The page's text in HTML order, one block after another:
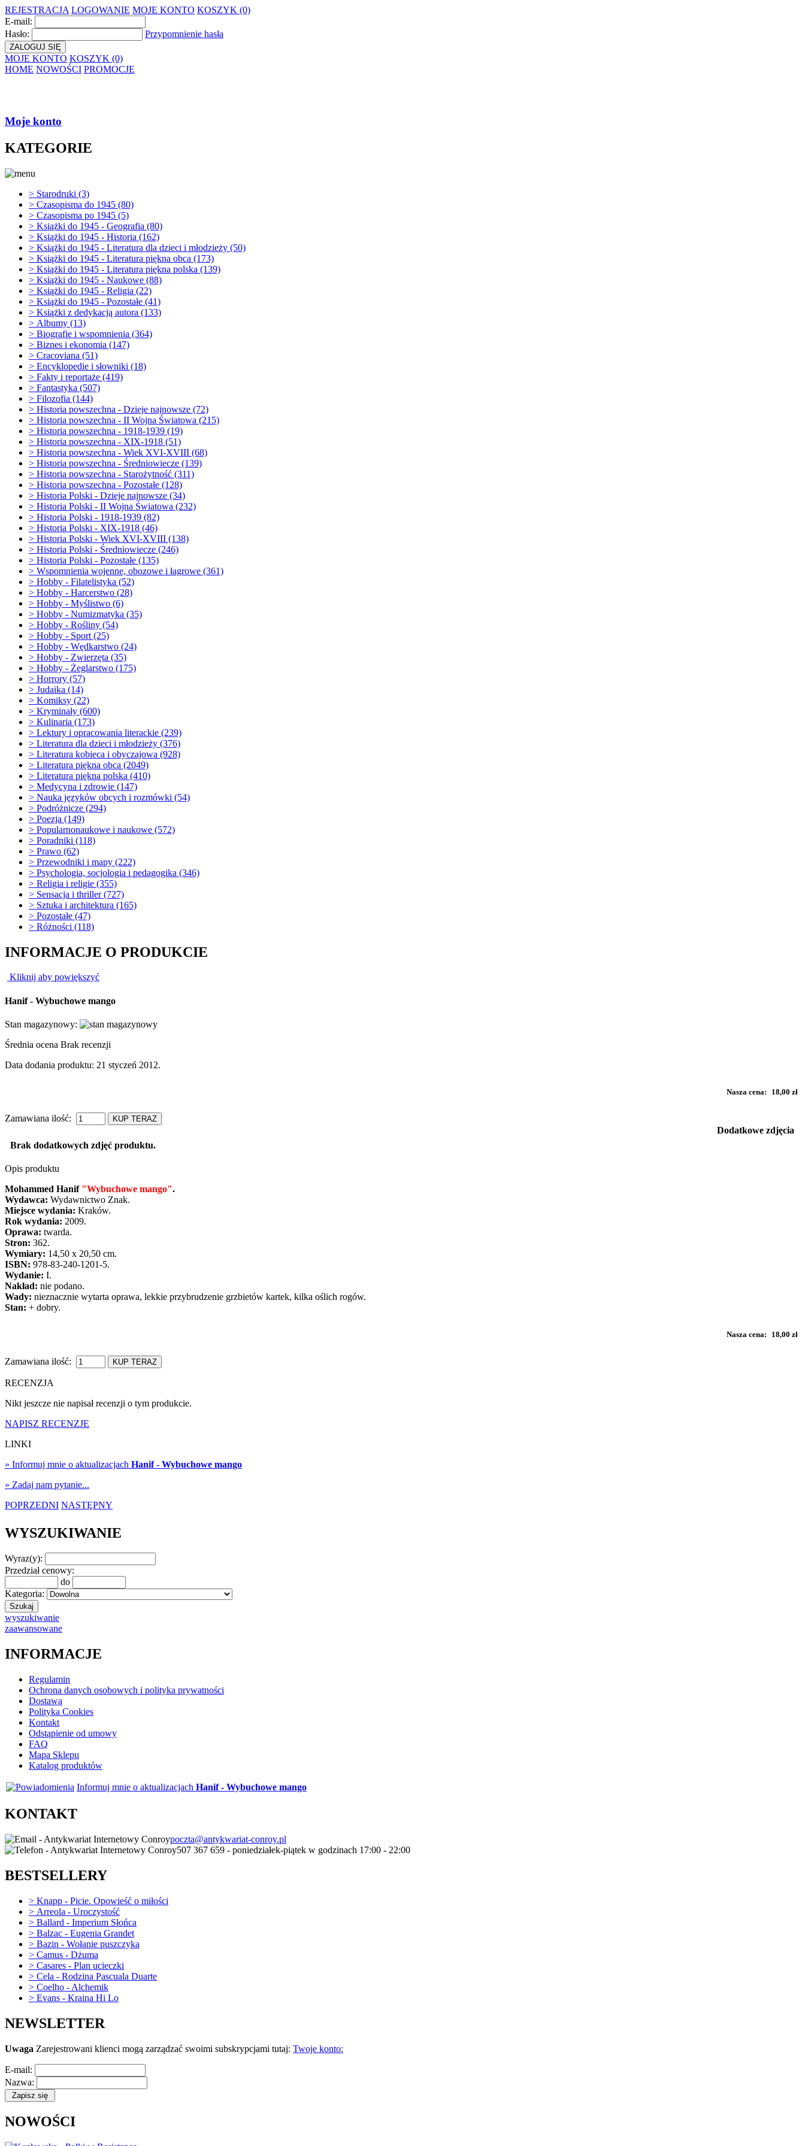
REJESTRACJA LOGOWANIE MOJE KONTO KOSZYK (0)
E-mail:
Hasło:
Przypomnienie hasła
ZALOGUJ SIĘ
MOJE KONTO KOSZYK (0)
HOME NOWOŚCI PROMOCJE
Moje konto
KATEGORIE
> Starodruki (3)
> Czasopisma do 1945 (80)
> Czasopisma po 1945 (5)
> Książki do 1945 - Geografia (80)
> Książki do 1945 - Historia (162)
> Książki do 1945 - Literatura dla dzieci i młodzieży (50)
> Książki do 1945 - Literatura piękna obca (173)
> Książki do 1945 - Literatura piękna polska (139)
> Książki do 1945 - Naukowe (88)
> Książki do 1945 - Religia (22)
> Książki do 1945 - Pozostałe (41)
> Książki z dedykacją autora (133)
> Albumy (13)
> Biografie i wspomnienia (364)
> Biznes i ekonomia (147)
> Cracoviana (51)
> Encyklopedie i słowniki (18)
> Fakty i reportaże (419)
> Fantastyka (507)
> Filozofia (144)
> Historia powszechna - Dzieje najnowsze (72)
> Historia powszechna - II Wojna Światowa (215)
> Historia powszechna - 1918-1939 (19)
> Historia powszechna - XIX-1918 (51)
> Historia powszechna - Wiek XVI-XVIII (68)
> Historia powszechna - Średniowiecze (139)
> Historia powszechna - Starożytność (311)
> Historia powszechna - Pozostałe (128)
> Historia Polski - Dzieje najnowsze (34)
> Historia Polski - II Wojna Światowa (232)
> Historia Polski - 1918-1939 (82)
> Historia Polski - XIX-1918 (46)
> Historia Polski - Wiek XVI-XVIII (138)
> Historia Polski - Średniowiecze (246)
> Historia Polski - Pozostałe (135)
> Wspomnienia wojenne, obozowe i łagrowe (361)
> Hobby - Filatelistyka (52)
> Hobby - Harcerstwo (28)
> Hobby - Myślistwo (6)
> Hobby - Numizmatyka (35)
> Hobby - Rośliny (54)
> Hobby - Sport (25)
> Hobby - Wędkarstwo (24)
> Hobby - Zwierzęta (35)
> Hobby - Żeglarstwo (175)
> Horrory (57)
> Judaika (14)
> Komiksy (22)
> Kryminały (600)
> Kulinaria (173)
> Lektury i opracowania literackie (239)
> Literatura dla dzieci i młodzieży (376)
> Literatura kobieca i obyczajowa (928)
> Literatura piękna obca (2049)
> Literatura piękna polska (410)
> Medycyna i zdrowie (147)
> Nauka języków obcych i rozmówki (54)
> Podróżnicze (294)
> Poezja (149)
> Popularnonaukowe i naukowe (572)
> Poradniki (118)
> Prawo (62)
> Przewodniki i mapy (222)
> Psychologia, socjologia i pedagogika (346)
> Religia i religie (355)
> Sensacja i thriller (727)
> Sztuka i architektura (165)
> Pozostałe (47)
> Różności (118)
INFORMACJE O PRODUKCIE
Kliknij aby powiększyć
Hanif - Wybuchowe mango
Stan magazynowy:
Średnia ocena Brak recenzji
Data dodania produktu: 21 styczeń 2012.
Nasza cena: 18,00 zł
Zamawiana ilość: KUP TERAZ
Dodatkowe zdjęcia
Brak dodatkowych zdjęć produktu.
Opis produktu
Mohammed Hanif "Wybuchowe mango".
Wydawca: Wydawnictwo Znak.
Miejsce wydania: Kraków.
Rok wydania: 2009.
Oprawa: twarda.
Stron: 362.
Wymiary: 14,50 x 20,50 cm.
ISBN: 978-83-240-1201-5.
Wydanie: I.
Nakład: nie podano.
Wady: nieznacznie wytarta oprawa, lekkie przybrudzenie grzbietów kartek, kilka oślich rogów.
Stan: + dobry.
Nasza cena: 18,00 zł
Zamawiana ilość: KUP TERAZ
RECENZJA
Nikt jeszcze nie napisał recenzji o tym produkcie.
NAPISZ RECENZJE
LINKI
» Informuj mnie o aktualizacjach Hanif - Wybuchowe mango
» Zadaj nam pytanie...
POPRZEDNI NASTĘPNY
WYSZUKIWANIE
Wyraz(y):
Przedział cenowy:
do
Kategoria:
wyszukiwanie
zaawansowane
INFORMACJE
Regulamin
Ochrona danych osobowych i polityka prywatności
Dostawa
Polityka Cookies
Kontakt
Odstąpienie od umowy
FAQ
Mapa Sklepu
Katalog produktów
Informuj mnie o aktualizacjach Hanif - Wybuchowe mango
KONTAKT
poczta@antykwariat-conroy.pl
507 367 659 - poniedziałek-piątek w godzinach 17:00 - 22:00
BESTSELLERY
> Knapp - Picie. Opowieść o miłości
> Arreola - Uroczystość
> Ballard - Imperium Słońca
> Balzac - Eugenia Grandet
> Bazin - Wołanie puszczyka
> Camus - Dżuma
> Casares - Plan ucieczki
> Cela - Rodzina Pascuala Duarte
> Coelho - Alchemik
> Evans - Kraina Hi Lo
NEWSLETTER
Uwaga Zarejestrowani klienci mogą zarządzać swoimi subskrypcjami tutaj: Twoje konto:
E-mail:
Nazwa:
NOWOŚCI